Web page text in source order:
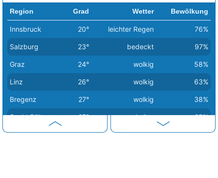
Region Grad Wetter Bewölkung
Innsbruck 20° leichter Regen 76%
Salzburg 23° bedeckt 97%
Graz 24° wolkig 58%
Linz 26° wolkig 63%
Bregenz 27° wolkig 38%
Sankt Pölten 27° heiter 25%
Wien 27° sonnig 3%